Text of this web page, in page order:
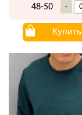
48-50 -
Купить